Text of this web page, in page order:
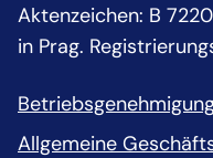
Aktenzeichen: B
in Prag.
Allgemeine